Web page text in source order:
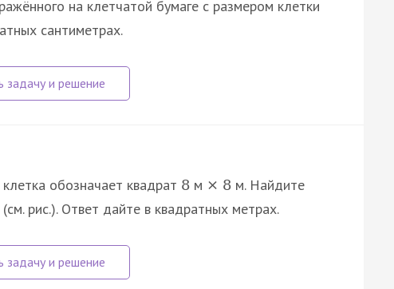
на клетчатой бумаге с размером клетки
сантиметрах.
обозначает квадрат 8 м × 8 м. Найдите
рис.). Ответ дайте в квадратных метрах.